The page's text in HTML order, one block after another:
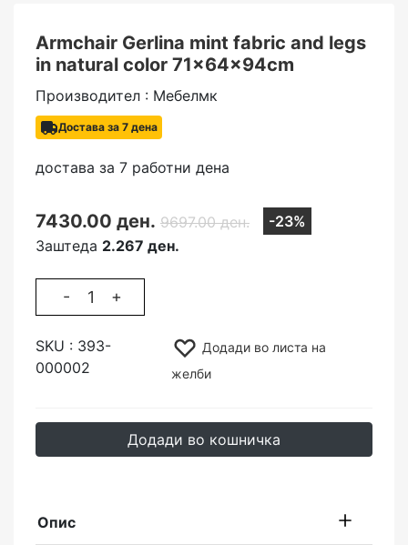
Armchair Gerlina mint fabric and legs
in natural color 71x64x94cm
Производител : Мебелмк
Достава за 7 дена
достава за 7 работни дена
7430.00 ден. 9697.00 ден.
-23%
Заштеда 2.267 ден.
- +
SKU : 393-
000002
Додади во листа на
желби
Додади во кошничка
Опис